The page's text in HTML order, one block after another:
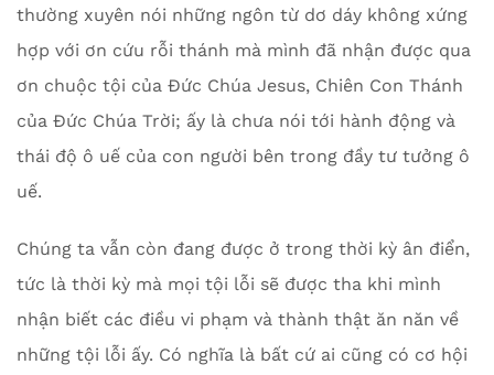
thường xuyên nói những ngôn từ dơ dáy không xứng
hợp với ơn cứu rỗi thánh mà mình đã nhận được qua
ơn chuộc tội của Đức Chúa Jesus, Chiên Con Thánh
của Đức Chúa Trời; ấy là chưa nói tới hành động và
thái độ ô uế của con người bên trong đầy tư tưởng ô
uế.
Chúng ta vẫn còn đang được ở trong thời kỳ ân điển,
tức là thời kỳ mà mọi tội lỗi sẽ được tha khi mình
nhận biết các điều vi phạm và thành thật ăn năn về
những tội lỗi ấy. Có nghĩa là bất cứ ai cũng có cơ hội